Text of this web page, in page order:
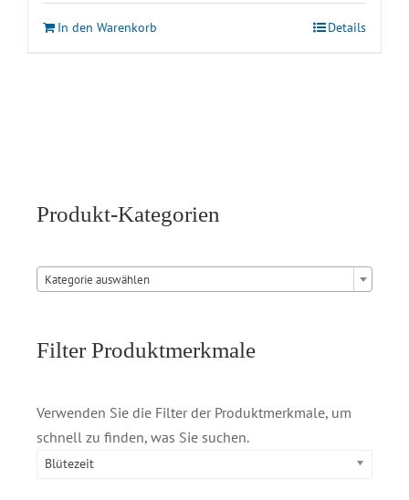
In den Warenkorb Details
Produkt-Kategorien
Kategorie auswählen
Filter Produktmerkmale
Verwenden Sie die Filter der Produktmerkmale, um
schnell zu finden, was Sie suchen.
Blütezeit